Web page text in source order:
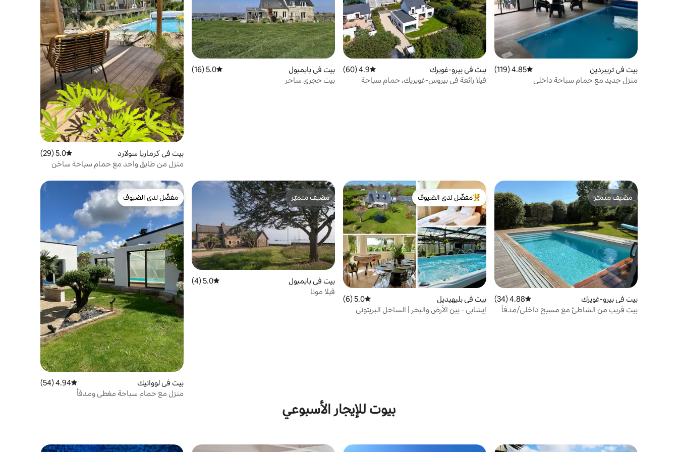
بيت في تريبردين متوسط التقييم 4.85 من 5، 119 مراجعات
4.85 (119)
منزل جديد مع حمام سباحة داخلي
بيت في بيرو-غويرك متوسط التقييم 4.9 من 5، 60 مراجعات
4.9 (60)
فيلا رائعة في بيروس-غويريك، حمام سباحة
بيت في بايمبول متوسط التقييم 5.0 من 5، 16 مراجعات
5.0 (16)
بيت حجري ساحر
بيت في كرماريا سولارد متوسط التقييم 5.0 من 5، 29 مراجعات
5.0 (29)
منزل من طابق واحد مع حمام سباحة ساخن
مضيف متميّز
مضيف متميّز
بيت في بيرو-غويرك متوسط التقييم 4.88 من 5، 34 مراجعات
4.88 (34)
بيت قريب من الشاطئ مع مسبح داخلي/مدفأ
من أبرز البيوت المفضّلة لدى الضيوف
مفضّل لدى الضيوف
بيت في بليهيديل متوسط التقييم 5.0 من 5، 6 مراجعات
5.0 (6)
إيشابي - بين الأرض والبحر | الساحل البريتوني
مضيف متميّز
مضيف متميّز
بيت في بايمبول متوسط التقييم 5.0 من 5، 4 مراجعات
5.0 (4)
فيلا مونا
مفضّل لدى الضيوف
مفضّل لدى الضيوف
بيت في لووانيك متوسط التقييم 4.94 من 5، 54 مراجعات
4.94 (54)
منزل مع حمام سباحة مغطى ومدفأ
بيوت للإيجار الأسبوعي